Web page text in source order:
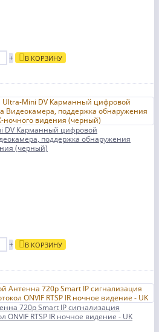
+ В КОРЗИНУ
DV Карманный цифровой
поддержка обнаружения
(черный)
+ В КОРЗИНУ
720p Smart IP сигнализация
ONVIF RTSP IR ночное видение - UK